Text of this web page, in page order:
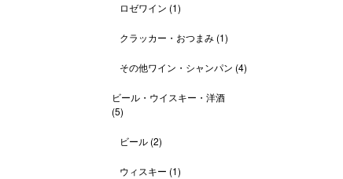
ロゼワイン (1)
クラッカー・おつまみ (1)
その他ワイン・シャンパン (4)
ビール・ウイスキー・洋酒
(5)
ビール (2)
ウィスキー (1)